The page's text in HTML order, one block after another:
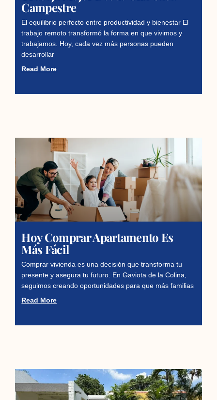
Campestre
El equilibrio perfecto entre productividad y bienestar El
trabajo remoto transformó la forma en que vivimos y
trabajamos. Hoy, cada vez más personas pueden
desarrollar
Read More
Hoy Comprar Apartamento Es
Más Fácil
Comprar vivienda es una decisión que transforma tu
presente y asegura tu futuro. En Gaviota de la Colina,
seguimos creando oportunidades para que más familias
Read More